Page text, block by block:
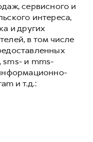
сервисного и
интереса,
и других
в том числе
sms- и mms-
и т.д.: